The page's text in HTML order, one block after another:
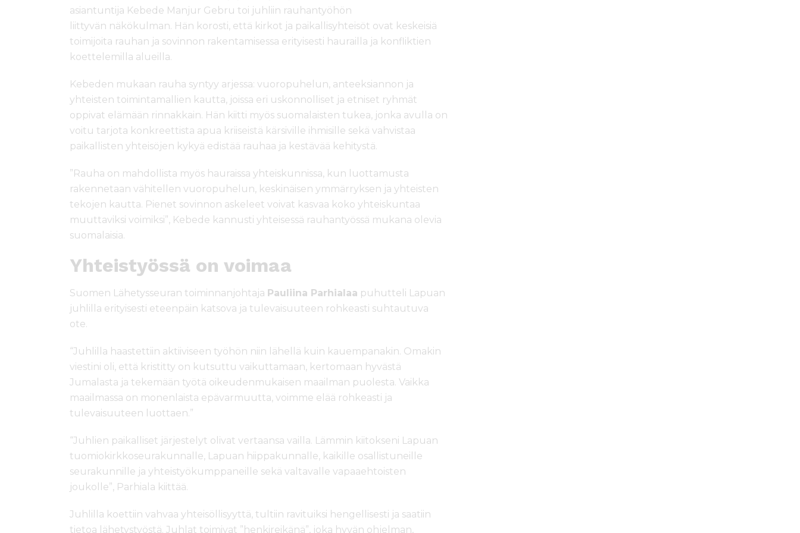
asiantuntija Kebede Manjur Gebru toi juhliin rauhantyöhön
liittyvän näkökulman. Hän korosti, että kirkot ja paikallisyhteisöt ovat keskeisiä
toimijoita rauhan ja sovinnon rakentamisessa erityisesti haurailla ja konfliktien
koettelemilla alueilla.
Kebeden mukaan rauha syntyy arjessa: vuoropuhelun, anteeksiannon ja
yhteisten toimintamallien kautta, joissa eri uskonnolliset ja etniset ryhmät
oppivat elämään rinnakkain. Hän kiitti myös suomalaisten tukea, jonka avulla on
voitu tarjota konkreettista apua kriiseistä kärsiville ihmisille sekä vahvistaa
paikallisten yhteisöjen kykyä edistää rauhaa ja kestävää kehitystä.
”Rauha on mahdollista myös hauraissa yhteiskunnissa, kun luottamusta
rakennetaan vähitellen vuoropuhelun, keskinäisen ymmärryksen ja yhteisten
tekojen kautta. Pienet sovinnon askeleet voivat kasvaa koko yhteiskuntaa
muuttaviksi voimiksi”, Kebede kannusti yhteisessä rauhantyössä mukana olevia
suomalaisia.
Yhteistyössä on voimaa
Suomen Lähetysseuran toiminnanjohtaja Pauliina Parhialaa puhutteli Lapuan
juhlilla erityisesti eteenpäin katsova ja tulevaisuuteen rohkeasti suhtautuva
ote.
“Juhlilla haastettiin aktiiviseen työhön niin lähellä kuin kauempanakin. Omakin
viestini oli, että kristitty on kutsuttu vaikuttamaan, kertomaan hyvästä
Jumalasta ja tekemään työtä oikeudenmukaisen maailman puolesta. Vaikka
maailmassa on monenlaista epävarmuutta, voimme elää rohkeasti ja
tulevaisuuteen luottaen.”
“Juhlien paikalliset järjestelyt olivat vertaansa vailla. Lämmin kiitokseni Lapuan
tuomiokirkkoseurakunnalle, Lapuan hiippakunnalle, kaikille osallistuneille
seurakunnille ja yhteistyökumppaneille sekä valtavalle vapaaehtoisten
joukolle”, Parhiala kiittää.
Juhlilla koettiin vahvaa yhteisöllisyyttä, tultiin ravituiksi hengellisesti ja saatiin
tietoa lähetystyöstä. Juhlat toimivat ”henkireikänä”, joka hyvän ohjelman,